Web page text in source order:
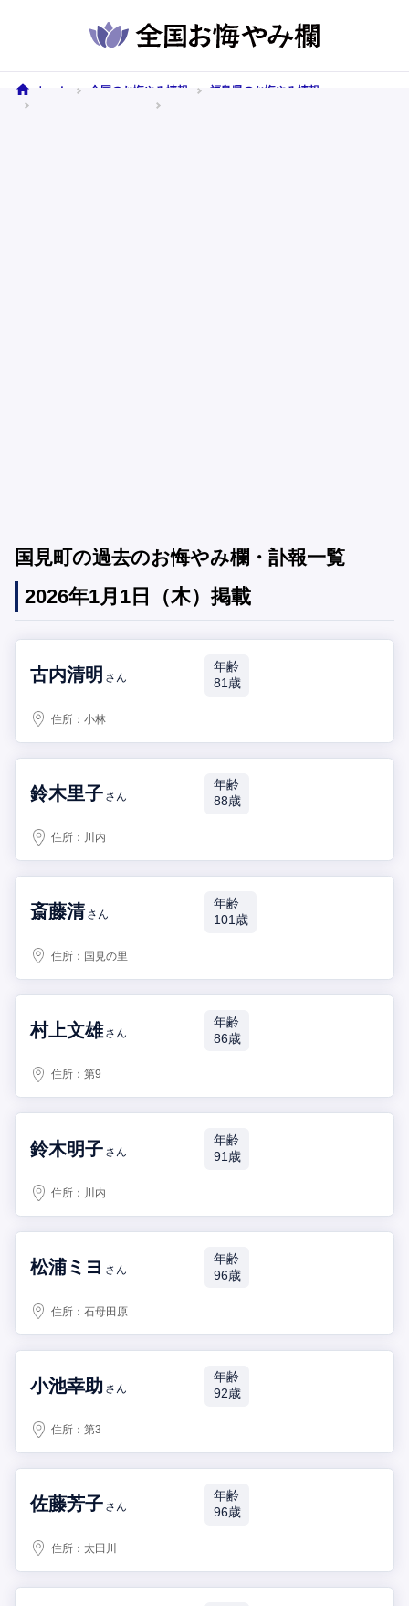
ホーム 全国のお悔やみ情報
福島県のお悔やみ情報
国見町の過去のお悔やみ欄・訃報一覧
2026年1月1日（木）掲載
古内清明 さん
年齢
81歳
住所：小林
鈴木里子 さん
年齢
88歳
住所： 川内
斎藤清 さん
年齢
101歳
住所： 国見の里
村上文雄 さん
年齢
86歳
住所：第9
鈴木明子 さん
年齢
91歳
住所： 川内
松浦ミヨ さん
年齢
96歳
住所：石母田原
小池幸助 さん
年齢
92歳
住所：第3
佐藤芳子 さん
年齢
96歳
住所：太田川